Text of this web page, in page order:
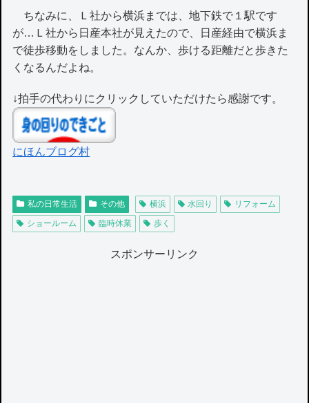
ちなみに、Ｌ社から横浜までは、地下鉄で１駅です
が…Ｌ社から日産本社が見えたので、日産経由で横浜ま
で徒歩移動をしました。なんか、歩ける距離だと歩きた
くなるんだよね。
↓拍手の代わりにクリックしていただけたら感謝です。
にほんブログ村
私の日常生活 その他 横浜 水回り
リフォーム
ショールーム
臨時休業 歩く
スポンサーリンク